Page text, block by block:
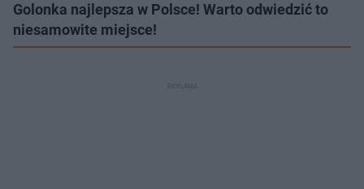
Golonka najlepsza w Polsce! Warto odwiedzić to
niesamowite miejsce!